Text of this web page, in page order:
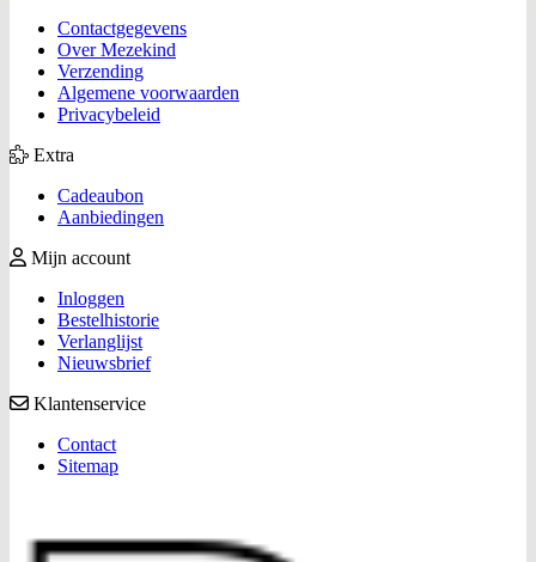
Contactgegevens
Over Mezekind
Verzending
Algemene voorwaarden
Privacybeleid
Extra
Cadeaubon
Aanbiedingen
Mijn account
Inloggen
Bestelhistorie
Verlanglijst
Nieuwsbrief
Klantenservice
Contact
Sitemap